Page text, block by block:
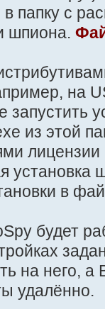
папку с
шпиона.
на
из этой
установка
в
будет
на него,
удалённо.